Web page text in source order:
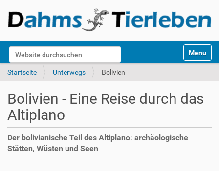
Website durchsuchen
k
Toggle
Startseite Unterwegs Bolivien
Bolivien - Eine Reise durch das
Altiplano
Der bolivianische Teil des Altiplano: archäologische
Stätten, Wüsten und Seen